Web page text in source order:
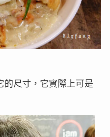
的尺寸，它實際上可是